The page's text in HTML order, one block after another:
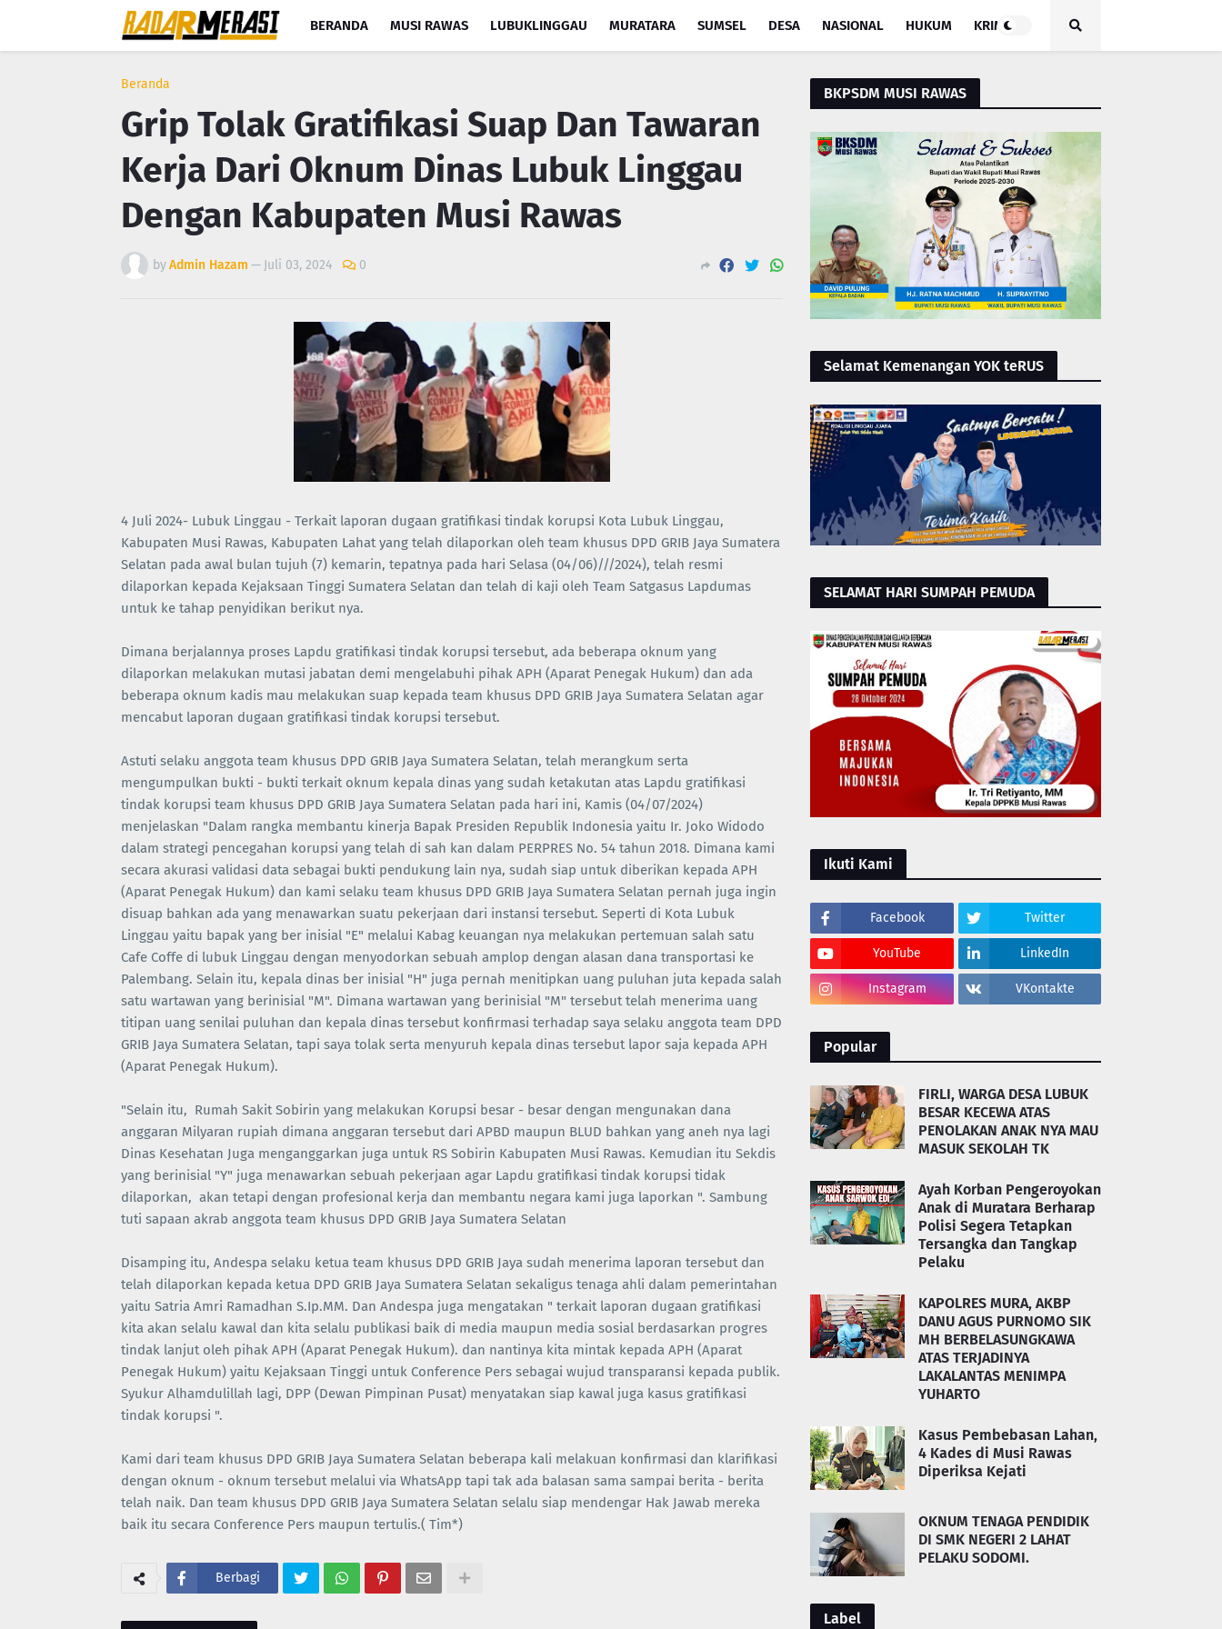
BERANDA MUSI RAWAS LUBUKLINGGAU MURATARA SUMSEL DESA NASIONAL HUKUM KRIMINAL
Beranda
Grip Tolak Gratifikasi Suap Dan Tawaran
Kerja Dari Oknum Dinas Lubuk Linggau
Dengan Kabupaten Musi Rawas
byAdmin Hazam — Juli 03, 2024 0
4 Juli 2024- Lubuk Linggau - Terkait laporan dugaan gratifikasi tindak korupsi Kota Lubuk Linggau,
Kabupaten Musi Rawas, Kabupaten Lahat yang telah dilaporkan oleh team khusus DPD GRIB Jaya Sumatera
Selatan pada awal bulan tujuh (7) kemarin, tepatnya pada hari Selasa (04/06)///2024), telah resmi
dilaporkan kepada Kejaksaan Tinggi Sumatera Selatan dan telah di kaji oleh Team Satgasus Lapdumas
untuk ke tahap penyidikan berikut nya.
Dimana berjalannya proses Lapdu gratifikasi tindak korupsi tersebut, ada beberapa oknum yang
dilaporkan melakukan mutasi jabatan demi mengelabuhi pihak APH (Aparat Penegak Hukum) dan ada
beberapa oknum kadis mau melakukan suap kepada team khusus DPD GRIB Jaya Sumatera Selatan agar
mencabut laporan dugaan gratifikasi tindak korupsi tersebut.
Astuti selaku anggota team khusus DPD GRIB Jaya Sumatera Selatan, telah merangkum serta
mengumpulkan bukti - bukti terkait oknum kepala dinas yang sudah ketakutan atas Lapdu gratifikasi
tindak korupsi team khusus DPD GRIB Jaya Sumatera Selatan pada hari ini, Kamis (04/07/2024)
menjelaskan "Dalam rangka membantu kinerja Bapak Presiden Republik Indonesia yaitu Ir. Joko Widodo
dalam strategi pencegahan korupsi yang telah di sah kan dalam PERPRES No. 54 tahun 2018. Dimana kami
secara akurasi validasi data sebagai bukti pendukung lain nya, sudah siap untuk diberikan kepada APH
(Aparat Penegak Hukum) dan kami selaku team khusus DPD GRIB Jaya Sumatera Selatan pernah juga ingin
disuap bahkan ada yang menawarkan suatu pekerjaan dari instansi tersebut. Seperti di Kota Lubuk
Linggau yaitu bapak yang ber inisial "E" melalui Kabag keuangan nya melakukan pertemuan salah satu
Cafe Coffe di lubuk Linggau dengan menyodorkan sebuah amplop dengan alasan dana transportasi ke
Palembang. Selain itu, kepala dinas ber inisial "H" juga pernah menitipkan uang puluhan juta kepada salah
satu wartawan yang berinisial "M". Dimana wartawan yang berinisial "M" tersebut telah menerima uang
titipan uang senilai puluhan dan kepala dinas tersebut konfirmasi terhadap saya selaku anggota team DPD
GRIB Jaya Sumatera Selatan, tapi saya tolak serta menyuruh kepala dinas tersebut lapor saja kepada APH
(Aparat Penegak Hukum).
"Selain itu, Rumah Sakit Sobirin yang melakukan Korupsi besar - besar dengan mengunakan dana
anggaran Milyaran rupiah dimana anggaran tersebut dari APBD maupun BLUD bahkan yang aneh nya lagi
Dinas Kesehatan Juga menganggarkan juga untuk RS Sobirin Kabupaten Musi Rawas. Kemudian itu Sekdis
yang berinisial "Y" juga menawarkan sebuah pekerjaan agar Lapdu gratifikasi tindak korupsi tidak
dilaporkan, akan tetapi dengan profesional kerja dan membantu negara kami juga laporkan ". Sambung
tuti sapaan akrab anggota team khusus DPD GRIB Jaya Sumatera Selatan
Disamping itu, Andespa selaku ketua team khusus DPD GRIB Jaya sudah menerima laporan tersebut dan
telah dilaporkan kepada ketua DPD GRIB Jaya Sumatera Selatan sekaligus tenaga ahli dalam pemerintahan
yaitu Satria Amri Ramadhan S.Ip.MM. Dan Andespa juga mengatakan " terkait laporan dugaan gratifikasi
kita akan selalu kawal dan kita selalu publikasi baik di media maupun media sosial berdasarkan progres
tindak lanjut oleh pihak APH (Aparat Penegak Hukum). dan nantinya kita mintak kepada APH (Aparat
Penegak Hukum) yaitu Kejaksaan Tinggi untuk Conference Pers sebagai wujud transparansi kepada publik.
Syukur Alhamdulillah lagi, DPP (Dewan Pimpinan Pusat) menyatakan siap kawal juga kasus gratifikasi
tindak korupsi ".
Kami dari team khusus DPD GRIB Jaya Sumatera Selatan beberapa kali melakuan konfirmasi dan klarifikasi
dengan oknum - oknum tersebut melalui via WhatsApp tapi tak ada balasan sama sampai berita - berita
telah naik. Dan team khusus DPD GRIB Jaya Sumatera Selatan selalu siap mendengar Hak Jawab mereka
baik itu secara Conference Pers maupun tertulis.( Tim*)
Berbagi
BKPSDM MUSI RAWAS
Selamat Kemenangan YOK teRUS
SELAMAT HARI SUMPAH PEMUDA
Ikuti Kami
Facebook Twitter
YouTube LinkedIn
Instagram VKontakte
Popular
FIRLI, WARGA DESA LUBUK
BESAR KECEWA ATAS
PENOLAKAN ANAK NYA MAU
MASUK SEKOLAH TK
Ayah Korban Pengeroyokan
Anak di Muratara Berharap
Polisi Segera Tetapkan
Tersangka dan Tangkap
Pelaku
KAPOLRES MURA, AKBP
DANU AGUS PURNOMO SIK
MH BERBELASUNGKAWA
ATAS TERJADINYA
LAKALANTAS MENIMPA
YUHARTO
Kasus Pembebasan Lahan,
4 Kades di Musi Rawas
Diperiksa Kejati
OKNUM TENAGA PENDIDIK
DI SMK NEGERI 2 LAHAT
PELAKU SODOMI.
Label